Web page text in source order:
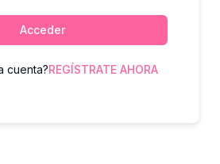
Acceder
cuenta?REGÍSTRATE AHORA